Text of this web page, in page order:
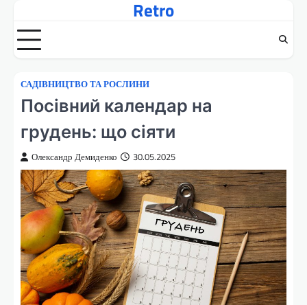
вмісту
Retro
САДІВНИЦТВО ТА РОСЛИНИ
Посівний календар на
грудень: що сіяти
Олександр Демиденко 30.05.2025